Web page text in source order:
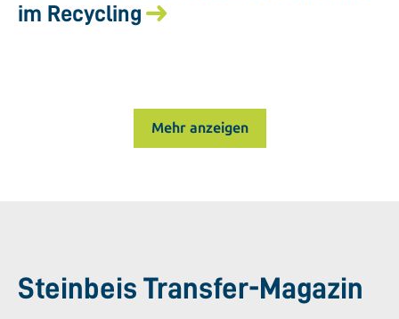
im Recycling
Mehr anzeigen
Steinbeis Transfer-Magazin